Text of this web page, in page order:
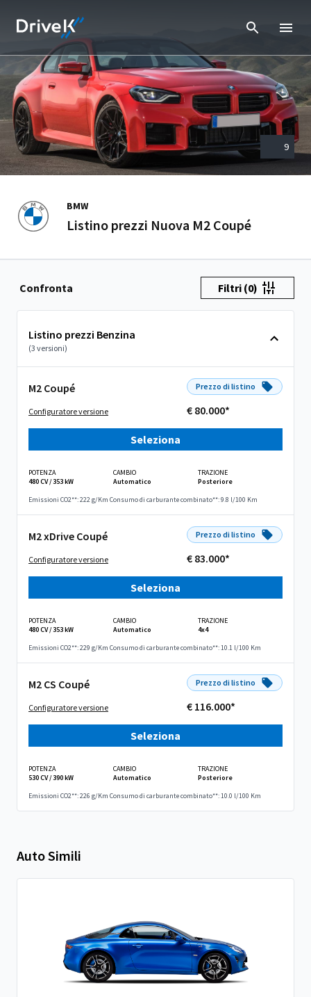
9
BMW
Listino prezzi Nuova M2 Coupé
Confronta Filtri (0)
Listino prezzi Benzina
(3 versioni)
M2 Coupé
Configuratore versione
Prezzo di listino
€ 80.000*
Seleziona
POTENZA
480 CV / 353 kW
CAMBIO
Automatico
TRAZIONE
Posteriore
Emissioni CO2**: 222 g/Km Consumo di carburante combinato**: 9.8 l/100 Km
M2 xDrive Coupé
Configuratore versione
Prezzo di listino
€ 83.000*
Seleziona
POTENZA
480 CV / 353 kW
CAMBIO
Automatico
TRAZIONE
4x4
Emissioni CO2**: 229 g/Km Consumo di carburante combinato**: 10.1 l/100 Km
M2 CS Coupé
Configuratore versione
Prezzo di listino
€ 116.000*
Seleziona
POTENZA
530 CV / 390 kW
CAMBIO
Automatico
TRAZIONE
Posteriore
Emissioni CO2**: 226 g/Km Consumo di carburante combinato**: 10.0 l/100 Km
Auto Simili